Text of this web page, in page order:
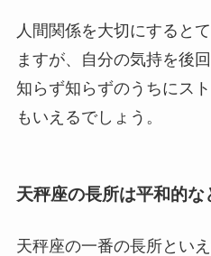
人間関係を大切にすると
ますが、自分の気持を後
知らず知らずのうちにス
もいえるでしょう。
天秤座の長所は平和的な
天秤座の一番の長所とい